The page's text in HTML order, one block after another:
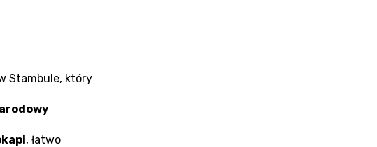
Stambule, który
, łatwo